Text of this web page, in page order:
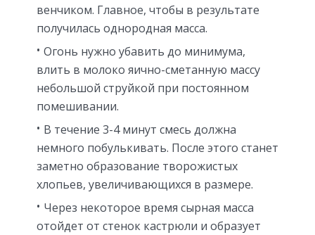
венчиком. Главное, чтобы в результате
получилась однородная масса.
Огонь нужно убавить до минимума,
влить в молоко яично-сметанную массу
небольшой струйкой при постоянном
помешивании.
В течение 3-4 минут смесь должна
немного побулькивать. После этого станет
заметно образование творожистых
хлопьев, увеличивающихся в размере.
Через некоторое время сырная масса
отойдет от стенок кастрюли и образует